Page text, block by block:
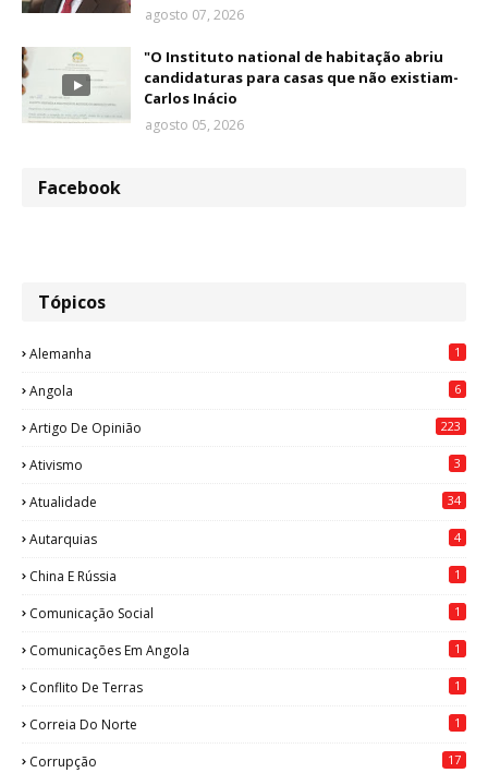
agosto 07, 2026
"O Instituto national de habitação abriu
candidaturas para casas que não existiam-
Carlos Inácio
agosto 05, 2026
Facebook
Tópicos
Alemanha 1
Angola 6
Artigo De Opinião 223
Ativismo 3
Atualidade 34
Autarquias 4
China E Rússia 1
Comunicação Social 1
Comunicações Em Angola 1
Conflito De Terras 1
Correia Do Norte 1
Corrupção 17